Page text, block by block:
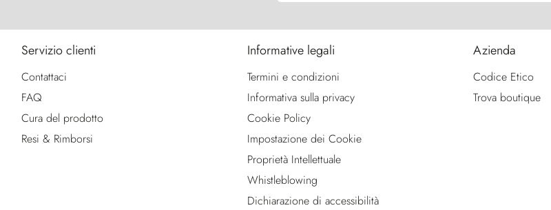
Servizio clienti
Contattaci
FAQ
Cura del prodotto
Resi & Rimborsi
Informative legali
Termini e condizioni
Informativa sulla privacy
Cookie Policy
Impostazione dei Cookie
Proprietà Intellettuale
Whistleblowing
Dichiarazione di accessibilità
Azienda
Codice Etico
Trova boutique